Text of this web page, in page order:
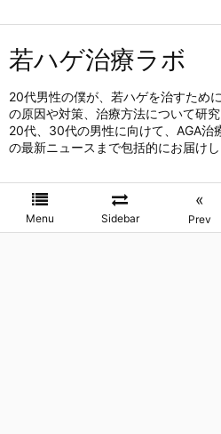
若ハゲ治療ラボ
20代男性の僕が、若ハゲを治すため
の原因や対策、治療方法について研
20代、30代の男性に向けて、AGA治
の最新ニュースまで包括的にお届けし
Menu Sidebar
«
Prev